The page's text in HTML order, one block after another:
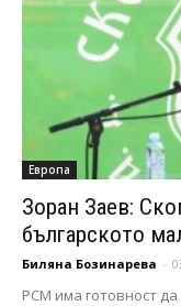
Европа
Зоран Заев:
българското
Биляна Бозинарева -
РСМ има готовност